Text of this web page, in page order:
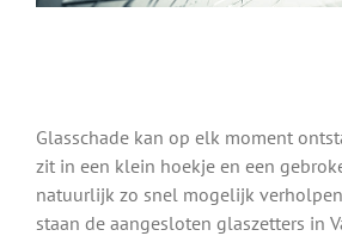
Glasschade kan op elk moment
zit in een klein hoekje en een
natuurlijk zo snel mogelijk
staan de aangesloten glaszetters in